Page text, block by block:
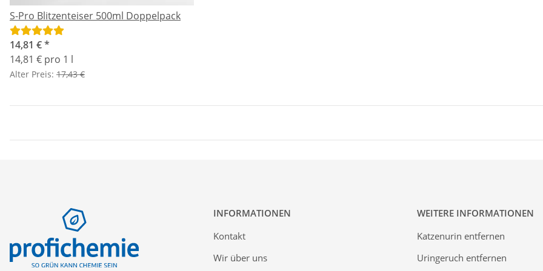
S-Pro Blitzenteiser 500ml Doppelpack
14,81 €*
14,81 € pro 1 l
Alter Preis: 17,43 €
INFORMATIONEN
Kontakt
Wir über uns
WEITERE INFORMATIONEN
Katzenurin entfernen
Uringeruch entfernen